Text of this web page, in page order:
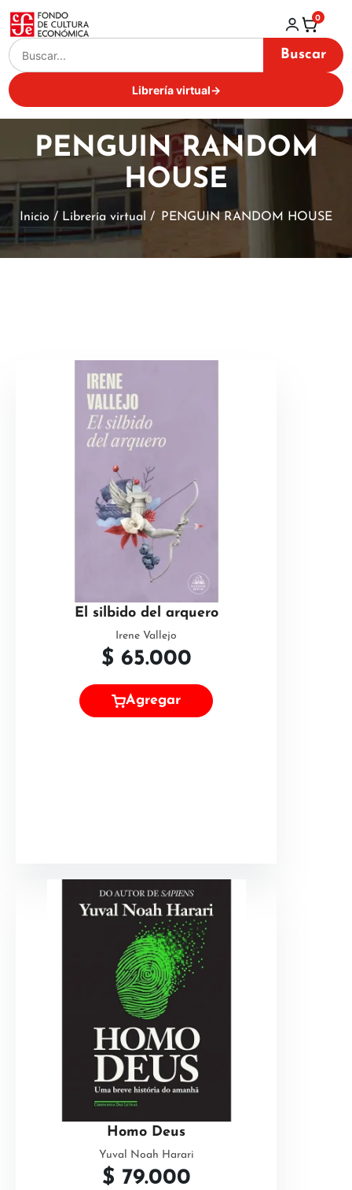
Buscar
Librería virtual→
0
PENGUIN RANDOM
HOUSE
Inicio / Librería virtual / PENGUIN RANDOM HOUSE
El silbido del arquero
Irene Vallejo
$ 65.000
Agregar
Homo Deus
Yuval Noah Harari
$ 79.000